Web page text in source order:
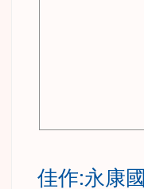
佳作:永康